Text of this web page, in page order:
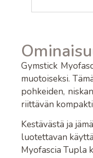
Gymstick
muotoiseksi.
pohkeiden,
riittävän
Kestävästä ja
luotettavan
Myofascia Tupla